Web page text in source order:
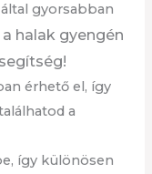
gyorsabban
halak gyengén
érhető el, így
a
így különösen